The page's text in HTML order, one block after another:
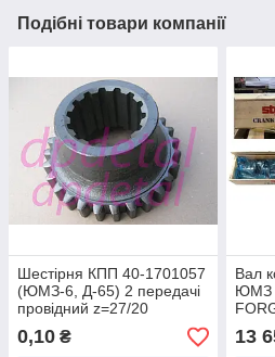
Подібні товари компанії
Шестірня КПП 40-1701057
(ЮМЗ-6, Д-65) 2 передачі
провідний z=27/20
0,10 ₴
Вал
ЮМЗ
13